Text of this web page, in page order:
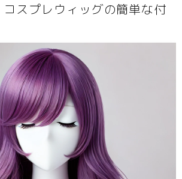
クール
スプレウィッグの簡単な付